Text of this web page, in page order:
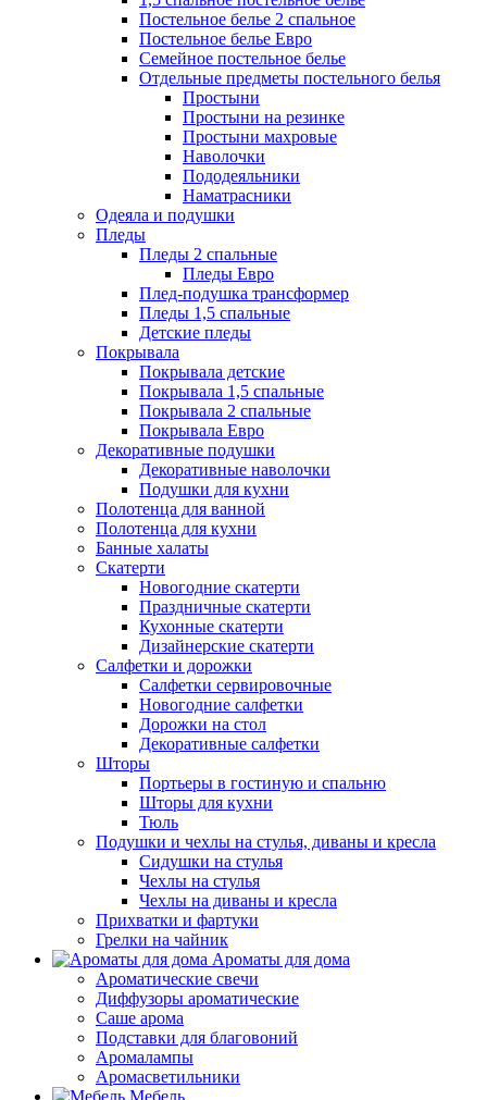
Постельное белье 2 спальное
Постельное белье Евро
Семейное постельное белье
Отдельные предметы постельного белья
Простыни
Простыни на резинке
Простыни махровые
Наволочки
Пододеяльники
Наматрасники
Одеяла и подушки
Пледы
Пледы 2 спальные
Пледы Евро
Плед-подушка трансформер
Пледы 1,5 спальные
Детские пледы
Покрывала
Покрывала детские
Покрывала 1,5 спальные
Покрывала 2 спальные
Покрывала Евро
Декоративные подушки
Декоративные наволочки
Подушки для кухни
Полотенца для ванной
Полотенца для кухни
Банные халаты
Скатерти
Новогодние скатерти
Праздничные скатерти
Кухонные скатерти
Дизайнерские скатерти
Салфетки и дорожки
Салфетки сервировочные
Новогодние салфетки
Дорожки на стол
Декоративные салфетки
Шторы
Портьеры в гостиную и спальню
Шторы для кухни
Тюль
Подушки и чехлы на стулья, диваны и кресла
Сидушки на стулья
Чехлы на стулья
Чехлы на диваны и кресла
Прихватки и фартуки
Грелки на чайник
Ароматы для дома
Ароматические свечи
Диффузоры ароматические
Саше арома
Подставки для благовоний
Аромалампы
Аромасветильники
Мебель